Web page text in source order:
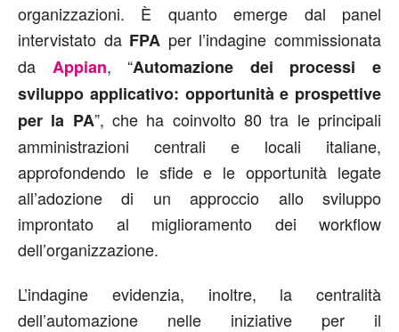
organizzazioni. È quanto emerge dal panel
intervistato da FPA per l’indagine commissionata
da Appian, “Automazione dei processi e
sviluppo applicativo: opportunità e prospettive
per la PA”, che ha coinvolto 80 tra le principali
amministrazioni centrali e locali italiane,
approfondendo le sfide e le opportunità legate
all’adozione di un approccio allo sviluppo
improntato al miglioramento dei workflow
dell’organizzazione.
L’indagine evidenzia, inoltre, la centralità
dell’automazione nelle iniziative per il